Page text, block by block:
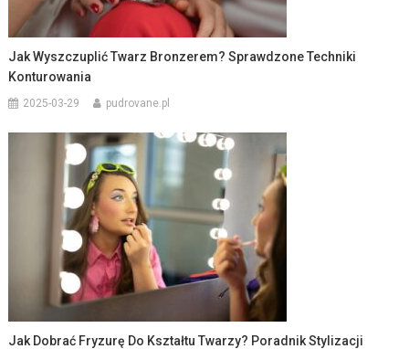
Jak Wyszczuplić Twarz Bronzerem? Sprawdzone Techniki
Konturowania
2025-03-29 pudrovane.pl
Jak Dobrać Fryzurę Do Kształtu Twarzy? Poradnik Stylizacji